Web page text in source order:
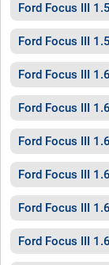
Ford Focus III
Ford Focus III
Ford Focus III
Ford Focus III
Ford Focus III
Ford Focus III
Ford Focus III
Ford Focus III